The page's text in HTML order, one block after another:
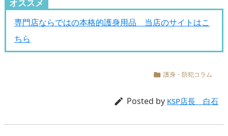
オススメ
専門店ならではの本格的護身用品 当店のサイトはこ
ちら
 護身・防犯コラム
 Posted by KSP店長 白石